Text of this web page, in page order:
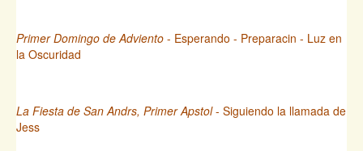
Primer Domingo de Adviento - Esperando - Preparacin - Luz en
la Oscuridad
La Fiesta de San Andrs, Primer Apstol- Siguiendo la llamada de
Jess